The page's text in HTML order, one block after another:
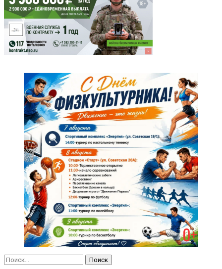
Найти: